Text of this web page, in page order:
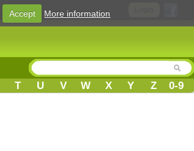
T U V W X Y Z 0-9
Accept More information